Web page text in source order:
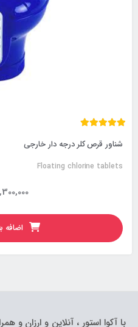
شناور قرص کلر درجه دار خارجی
Floating chlorine tablets
1,300,000
اضافه
با آکوا استور ، آنلاین و ارزان و